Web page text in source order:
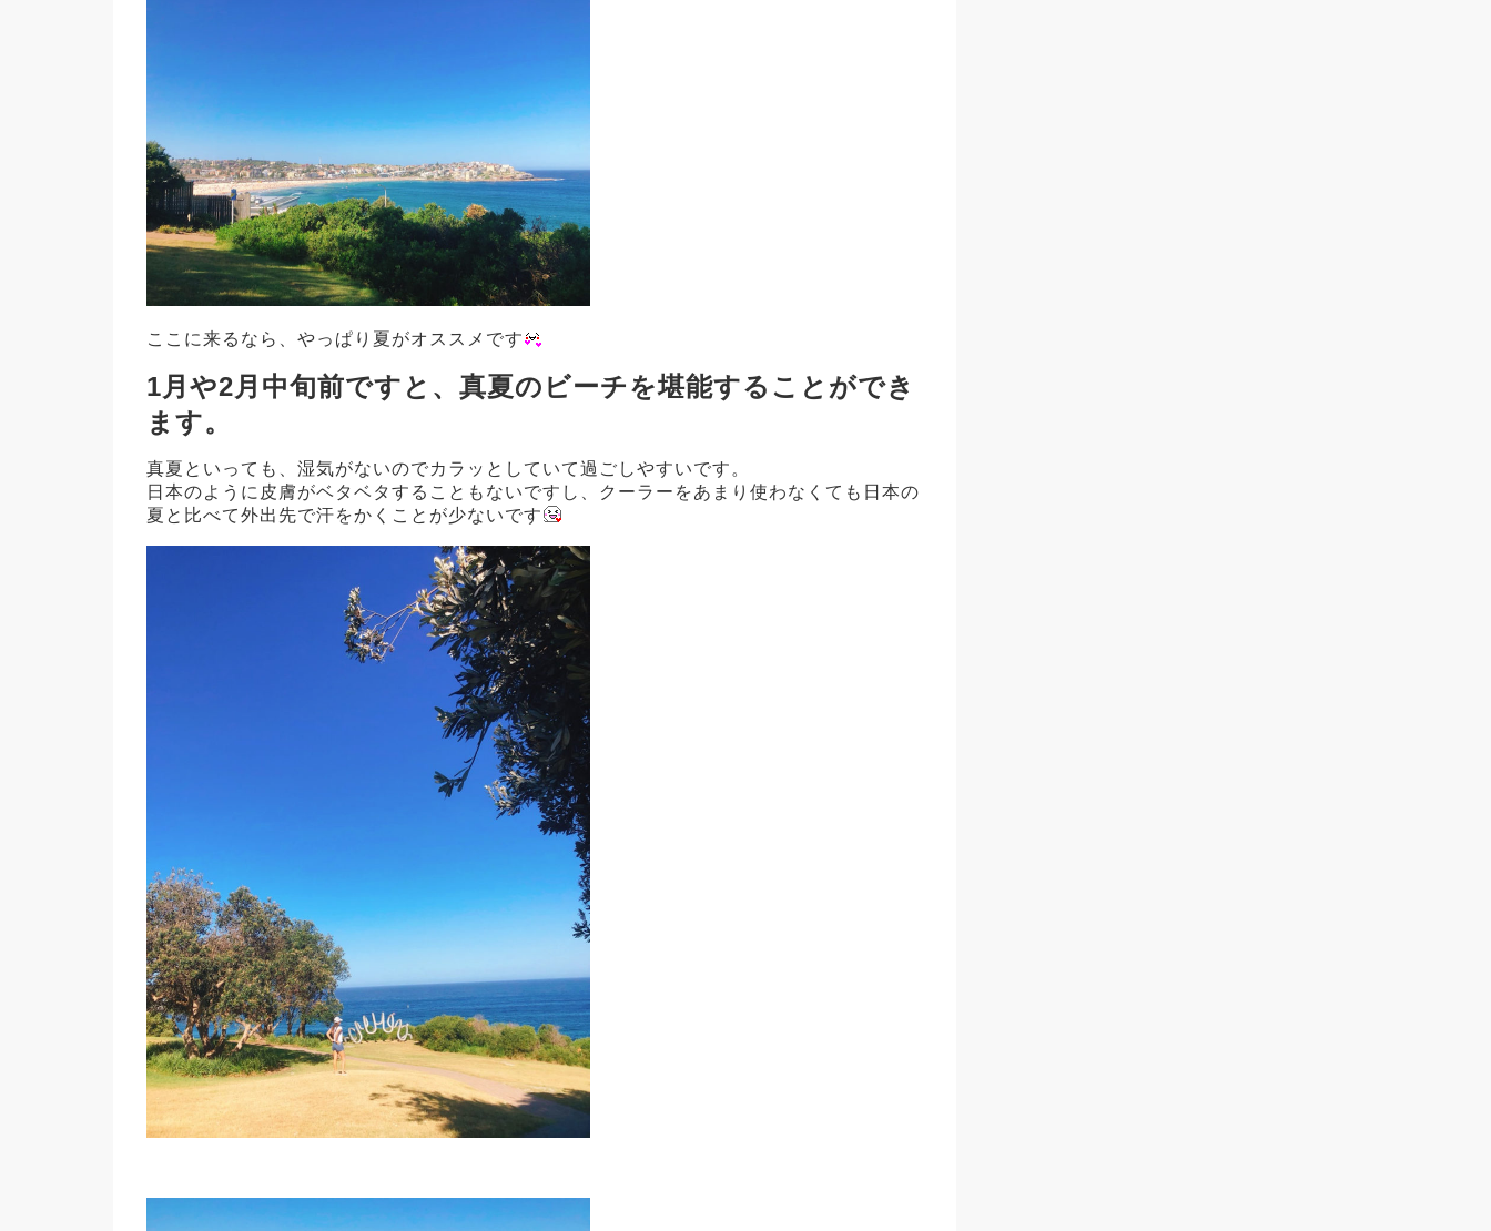
ここに来るなら、やっぱり夏がオススメです
1月や2月中旬前ですと、真夏のビーチを堪能することができ
ます。
真夏といっても、湿気がないのでカラッとしていて過ごしやすいです。
日本のように皮膚がベタベタすることもないですし、クーラーをあまり使わなくても日本の
夏と比べて外出先で汗をかくことが少ないです